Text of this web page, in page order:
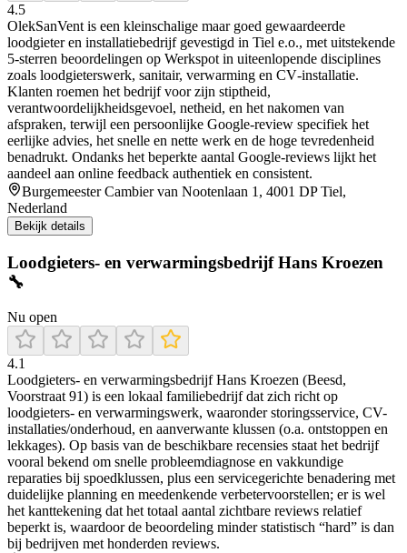
4.5
OlekSanVent is een kleinschalige maar goed gewaardeerde
loodgieter en installatiebedrijf gevestigd in Tiel e.o., met uitstekende
5‑sterren beoordelingen op Werkspot in uiteenlopende disciplines
zoals loodgieterswerk, sanitair, verwarming en CV‑installatie.
Klanten roemen het bedrijf voor zijn stiptheid,
verantwoordelijkheidsgevoel, netheid, en het nakomen van
afspraken, terwijl een persoonlijke Google‑review specifiek het
eerlijke advies, het snelle en nette werk en de hoge tevredenheid
benadrukt. Ondanks het beperkte aantal Google‑reviews lijkt het
aandeel aan online feedback authentiek en consistent.
Burgemeester Cambier van Nootenlaan 1, 4001 DP Tiel,
Nederland
Bekijk details
Loodgieters- en verwarmingsbedrijf Hans Kroezen
🔧
Nu open
4.1
Loodgieters- en verwarmingsbedrijf Hans Kroezen (Beesd,
Voorstraat 91) is een lokaal familiebedrijf dat zich richt op
loodgieters- en verwarmingswerk, waaronder storingsservice, CV-
installaties/onderhoud, en aanverwante klussen (o.a. ontstoppen en
lekkages). Op basis van de beschikbare recensies staat het bedrijf
vooral bekend om snelle probleemdiagnose en vakkundige
reparaties bij spoedklussen, plus een servicegerichte benadering met
duidelijke planning en meedenkende verbetervoorstellen; er is wel
het kanttekening dat het totaal aantal zichtbare reviews relatief
beperkt is, waardoor de beoordeling minder statistisch “hard” is dan
bij bedrijven met honderden reviews.